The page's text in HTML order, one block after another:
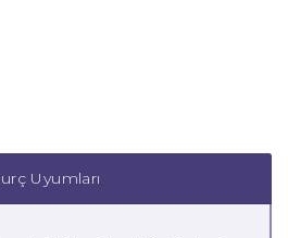
Uyumları